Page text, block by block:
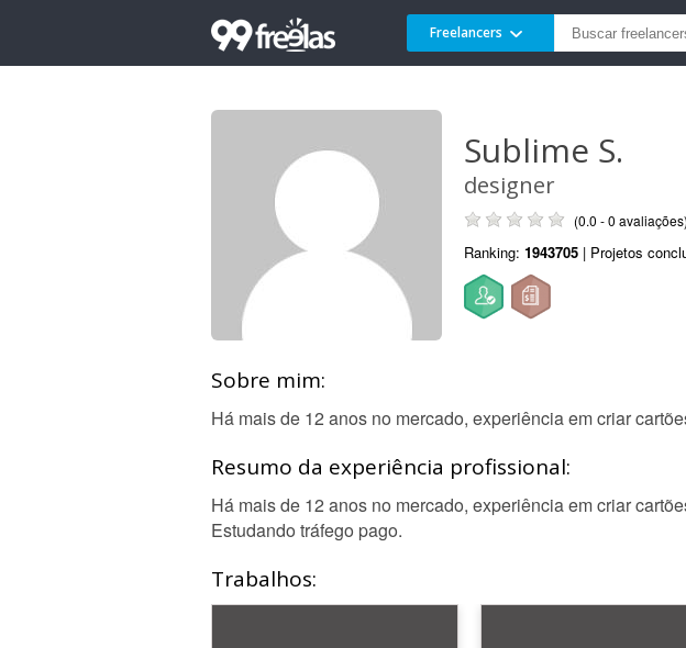
Freelancers
Sublime S.
designer
(0.0 - 0 avaliações)
Ranking: 1943705 | Projetos
Sobre mim:
Há mais de 12 anos no mercado, experiência em criar
Resumo da experiência profissional:
Há mais de 12 anos no mercado, experiência em criar
Estudando tráfego pago.
Trabalhos: